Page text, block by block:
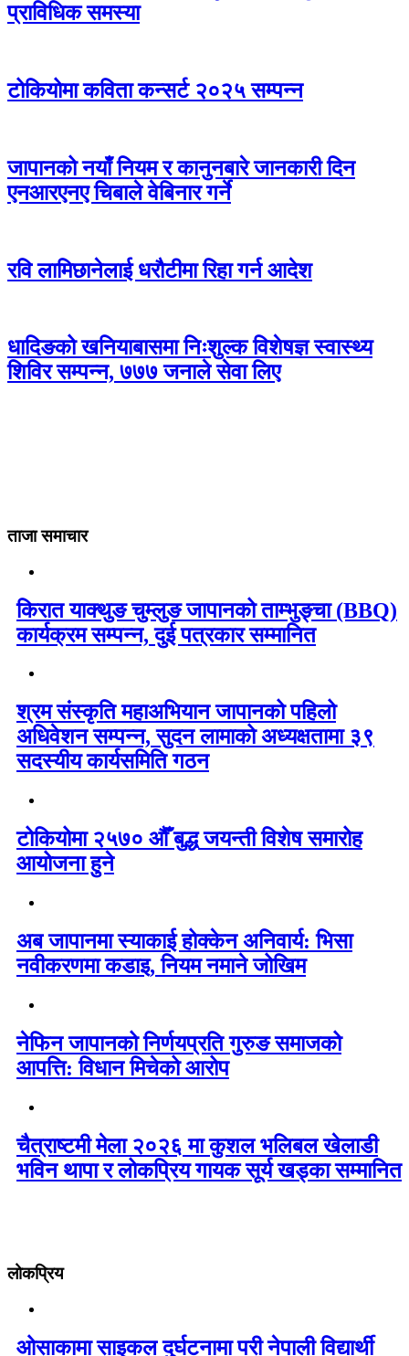
प्राविधिक समस्या
टोकियोमा कविता कन्सर्ट २०२५ सम्पन्न
जापानको नयाँ नियम र कानुनबारे जानकारी दिन
एनआरएनए चिबाले वेबिनार गर्ने
रवि लामिछानेलाई धरौटीमा रिहा गर्न आदेश
धादिङको खनियाबासमा निःशुल्क विशेषज्ञ स्वास्थ्य
शिविर सम्पन्न, ७७७ जनाले सेवा लिए
ताजा समाचार
किरात याक्थुङ चुम्लुङ जापानको ताम्भुङ्चा (BBQ)
कार्यक्रम सम्पन्न, दुई पत्रकार सम्मानित
श्रम संस्कृति महाअभियान जापानको पहिलो
अधिवेशन सम्पन्न, सुदन लामाको अध्यक्षतामा ३९
सदस्यीय कार्यसमिति गठन
टोकियोमा २५७० औँ बुद्ध जयन्ती विशेष समारोह
आयोजना हुने
अब जापानमा स्याकाई होक्केन अनिवार्य: भिसा
नवीकरणमा कडाइ, नियम नमाने जोखिम
नेफिन जापानको निर्णयप्रति गुरुङ समाजको
आपत्ति: विधान मिचेको आरोप
चैत्राष्टमी मेला २०२६ मा कुशल भलिबल खेलाडी
भविन थापा र लोकप्रिय गायक सूर्य खड्का सम्मानित
लोकप्रिय
ओसाकामा साइकल दुर्घटनामा परी नेपाली विद्यार्थी